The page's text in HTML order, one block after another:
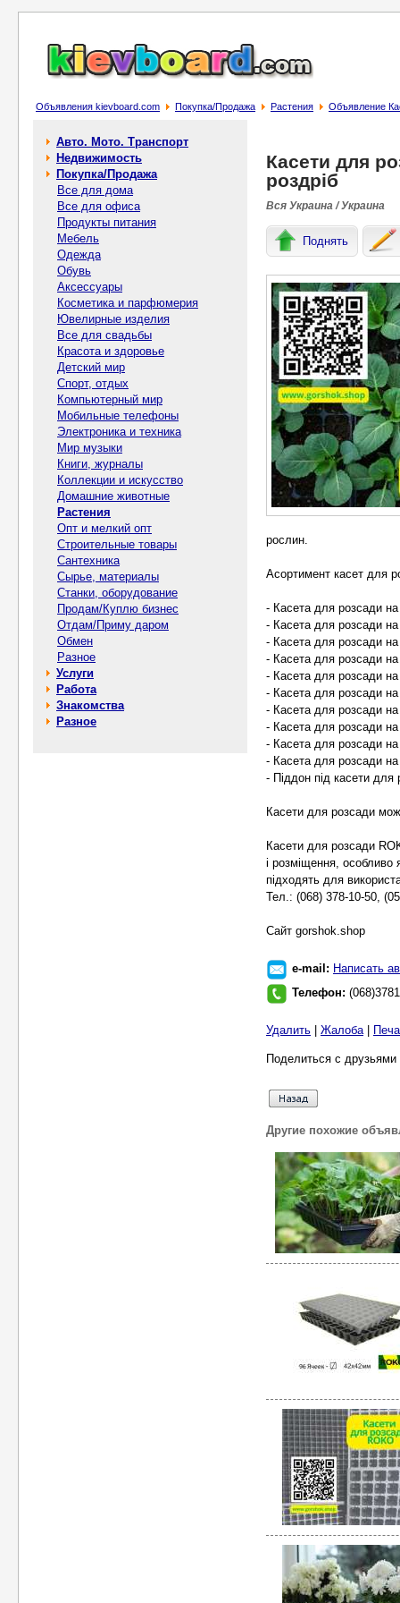
Объявления kievboard.com Покупка/Продажа Растения Объявление
Авто. Мото. Транспорт
Недвижимость
Покупка/Продажа
Все для дома
Все для офиса
Продукты питания
Мебель
Одежда
Обувь
Аксессуары
Косметика и парфюмерия
Ювелирные изделия
Все для свадьбы
Красота и здоровье
Детский мир
Спорт, отдых
Компьютерный мир
Мобильные телефоны
Электроника и техника
Мир музыки
Книги, журналы
Коллекции и искусство
Домашние животные
Растения
Опт и мелкий опт
Строительные товары
Сантехника
Сырье, материалы
Станки, оборудование
Продам/Куплю бизнес
Отдам/Приму даром
Обмен
Разное
Услуги
Работа
Знакомства
Разное
Касети для
роздріб
Вся Украина / Украина
Поднять
рослин.
Асортимент касет для
- Касета для розсади
- Касета для розсади
- Касета для розсади
- Касета для розсади
- Касета для розсади
- Касета для розсади
- Касета для розсади
- Касета для розсади
- Касета для розсади
- Касета для розсади
- Піддон під касети
Касети для розсади
Касети для розсади
і розміщення, особливо
підходять для
Тел.: (068) 378-10-50,
Cайт gorshok.shop
e-mail: Написать
Телефон:
Удалить Жалоба|
Поделиться с
Другие похожие